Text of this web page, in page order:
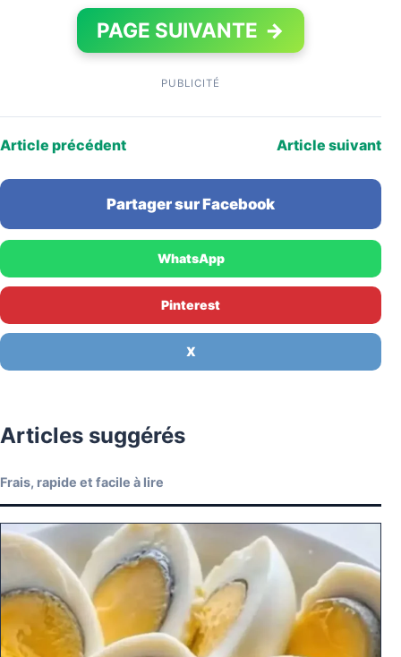
PAGE SUIVANTE →
PUBLICITÉ
Article précédent Article suivant
Partager sur Facebook
WhatsApp
Pinterest
X
Articles suggérés
Frais, rapide et facile à lire